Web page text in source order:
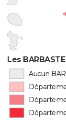
Les
Aucun